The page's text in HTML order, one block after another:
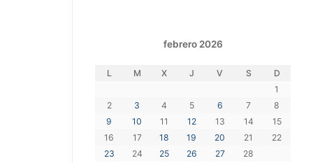
febrero 2026
L M X J V S D
1
2
3 4 5 6 7
8
9
10 11 12 13 14
15
16
17 18 19 20 21
22
23
24 25 26 27 28